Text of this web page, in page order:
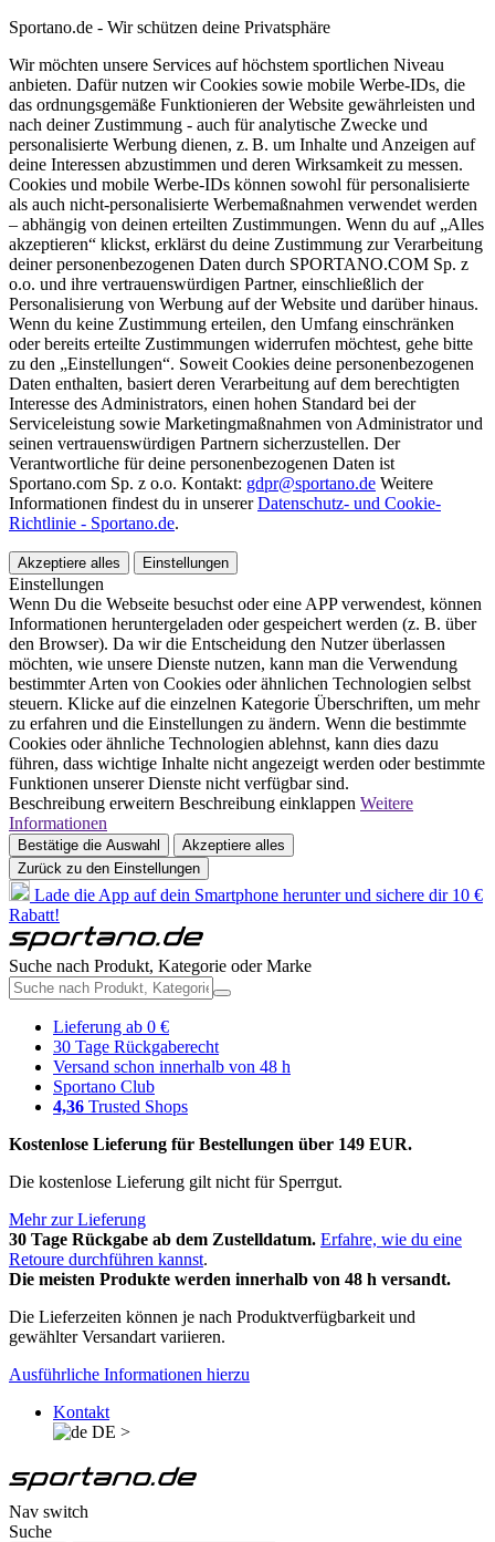
Sportano.de - Wir schützen deine Privatsphäre
Wir möchten unsere Services auf höchstem sportlichen Niveau
anbieten. Dafür nutzen wir Cookies sowie mobile Werbe-IDs, die
das ordnungsgemäße Funktionieren der Website gewährleisten und
nach deiner Zustimmung - auch für analytische Zwecke und
personalisierte Werbung dienen, z. B. um Inhalte und Anzeigen auf
deine Interessen abzustimmen und deren Wirksamkeit zu messen.
Cookies und mobile Werbe-IDs können sowohl für personalisierte
als auch nicht-personalisierte Werbemaßnahmen verwendet werden
– abhängig von deinen erteilten Zustimmungen. Wenn du auf „Alles
akzeptieren“ klickst, erklärst du deine Zustimmung zur Verarbeitung
deiner personenbezogenen Daten durch SPORTANO.COM Sp. z
o.o. und ihre vertrauenswürdigen Partner, einschließlich der
Personalisierung von Werbung auf der Website und darüber hinaus.
Wenn du keine Zustimmung erteilen, den Umfang einschränken
oder bereits erteilte Zustimmungen widerrufen möchtest, gehe bitte
zu den „Einstellungen“. Soweit Cookies deine personenbezogenen
Daten enthalten, basiert deren Verarbeitung auf dem berechtigten
Interesse des Administrators, einen hohen Standard bei der
Serviceleistung sowie Marketingmaßnahmen von Administrator und
seinen vertrauenswürdigen Partnern sicherzustellen. Der
Verantwortliche für deine personenbezogenen Daten ist
Sportano.com Sp. z o.o. Kontakt: gdpr@sportano.de Weitere
Informationen findest du in unsererDatenschutz- und Cookie-
Richtlinie - Sportano.de.
Akzeptiere alles Einstellungen
Einstellungen
Wenn Du die Webseite besuchst oder eine APP verwendest, können
Informationen heruntergeladen oder gespeichert werden (z. B. über
den Browser). Da wir die Entscheidung den Nutzer überlassen
möchten, wie unsere Dienste nutzen, kann man die Verwendung
bestimmter Arten von Cookies oder ähnlichen Technologien selbst
steuern. Klicke auf die einzelnen Kategorie Überschriften, um mehr
zu erfahren und die Einstellungen zu ändern. Wenn die bestimmte
Cookies oder ähnliche Technologien ablehnst, kann dies dazu
führen, dass wichtige Inhalte nicht angezeigt werden oder bestimmte
Funktionen unserer Dienste nicht verfügbar sind.
Beschreibung erweitern Beschreibung einklappen Weitere
Informationen
Bestätige die Auswahl
Akzeptiere alles
Zurück zu den Einstellungen
Lade die App auf dein Smartphone herunter und sichere dir 10 €
Rabatt!
Suche nach Produkt, Kategorie oder Marke
Lieferung ab 0 €
30 Tage Rückgaberecht
Versand schon innerhalb von 48 h
Sportano Club
4,36 Trusted Shops
Kostenlose Lieferung für Bestellungen über 149 EUR.
Die kostenlose Lieferung gilt nicht für Sperrgut.
Mehr zur Lieferung
30 Tage Rückgabe ab dem Zustelldatum. Erfahre, wie du eine
Retoure durchführen kannst.
Die meisten Produkte werden innerhalb von 48 h versandt.
Die Lieferzeiten können je nach Produktverfügbarkeit und
gewählter Versandart variieren.
Ausführliche Informationen hierzu
Kontakt
DE >
Nav switch
Suche